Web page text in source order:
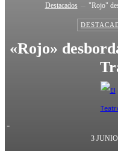
Destacados "Rojo"
«Rojo»
-
3